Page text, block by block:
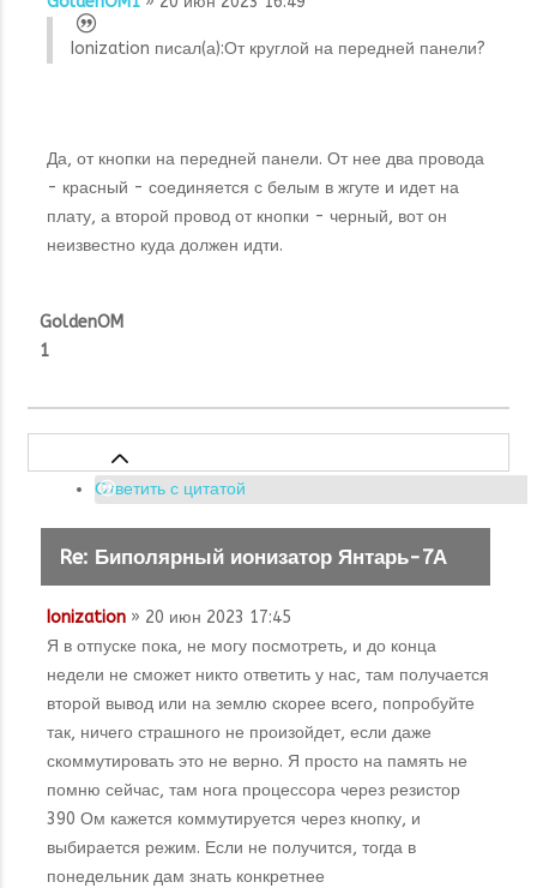
Ionization писал(а):От круглой на передней панели?
Да, от кнопки на передней панели. От нее два провода
- красный - соединяется с белым в жгуте и идет на
плату, а второй провод от кнопки - черный, вот он
неизвестно куда должен идти.
GoldenOM
1
Ответить с цитатой
Re: Биполярный ионизатор Янтарь-7А
Ionization » 20 июн 2023 17:45
Я в отпуске пока, не могу посмотреть, и до конца
недели не сможет никто ответить у нас, там получается
второй вывод или на землю скорее всего, попробуйте
так, ничего страшного не произойдет, если даже
скоммутировать это не верно. Я просто на память не
помню сейчас, там нога процессора через резистор
390 Ом кажется коммутируется через кнопку, и
выбирается режим. Если не получится, тогда в
понедельник дам знать конкретнее